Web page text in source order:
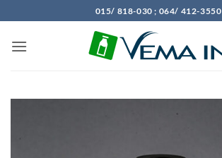
na
sadržaj
015/ 818-030 ; 064/ 412-3550